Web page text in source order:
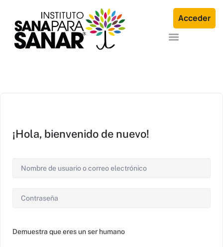
Acceder
¡Hola, bienvenido de nuevo!
Alternative:
Demuestra que eres un ser humano